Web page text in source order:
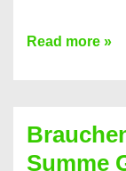
Günstiges
Geht
das
Read more »
Summe